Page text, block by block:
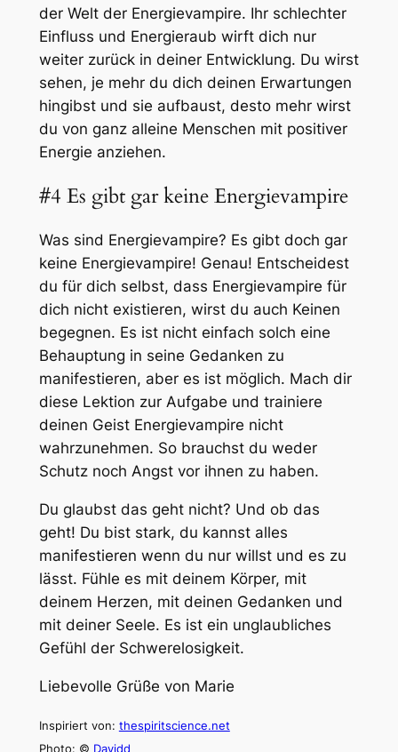
der Welt der Energievampire. Ihr schlechter
Einfluss und Energieraub wirft dich nur
weiter zurück in deiner Entwicklung. Du wirst
sehen, je mehr du dich deinen Erwartungen
hingibst und sie aufbaust, desto mehr wirst
du von ganz alleine Menschen mit positiver
Energie anziehen.
#4 Es gibt gar keine Energievampire
Was sind Energievampire? Es gibt doch gar
keine Energievampire! Genau! Entscheidest
du für dich selbst, dass Energievampire für
dich nicht existieren, wirst du auch Keinen
begegnen. Es ist nicht einfach solch eine
Behauptung in seine Gedanken zu
manifestieren, aber es ist möglich. Mach dir
diese Lektion zur Aufgabe und trainiere
deinen Geist Energievampire nicht
wahrzunehmen. So brauchst du weder
Schutz noch Angst vor ihnen zu haben.
Du glaubst das geht nicht? Und ob das
geht! Du bist stark, du kannst alles
manifestieren wenn du nur willst und es zu
lässt. Fühle es mit deinem Körper, mit
deinem Herzen, mit deinen Gedanken und
mit deiner Seele. Es ist ein unglaubliches
Gefühl der Schwerelosigkeit.
Liebevolle Grüße von Marie
Inspiriert von: thespiritscience.net
Photo: © Davidd